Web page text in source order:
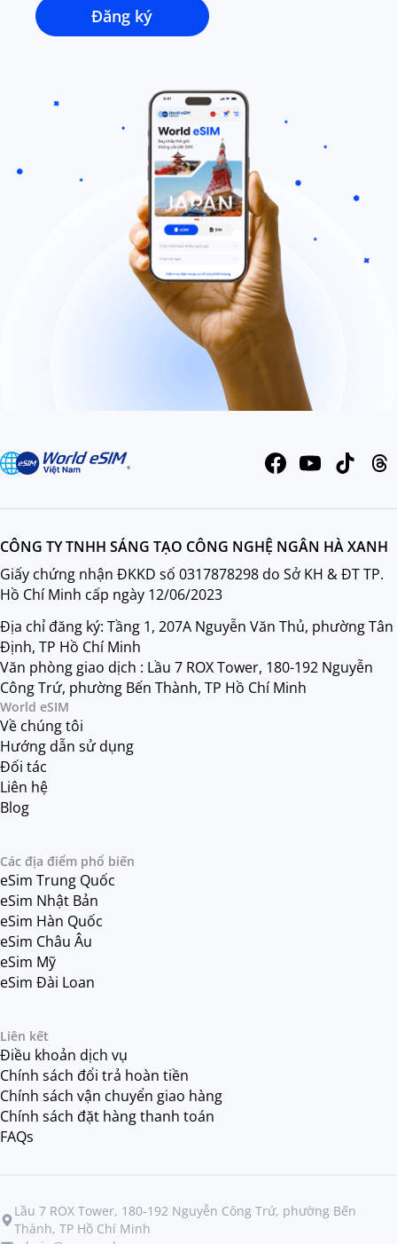
Đăng ký
CÔNG TY TNHH SÁNG TẠO CÔNG NGHỆ NGÂN HÀ XANH
Giấy chứng nhận ĐKKD số 0317878298 do Sở KH & ĐT TP.
Hồ Chí Minh cấp ngày 12/06/2023
Địa chỉ đăng ký: Tầng 1, 207A Nguyễn Văn Thủ, phường Tân
Định, TP Hồ Chí Minh
Văn phòng giao dịch : Lầu 7 ROX Tower, 180-192 Nguyễn
Công Trứ, phường Bến Thành, TP Hồ Chí Minh
World eSIM
Về chúng tôi
Hướng dẫn sử dụng
Đối tác
Liên hệ
Blog
Các địa điểm phổ biến
eSim Trung Quốc
eSim Nhật Bản
eSim Hàn Quốc
eSim Châu Âu
eSim Mỹ
eSim Đài Loan
Liên kết
Điều khoản dịch vụ
Chính sách đổi trả hoàn tiền
Chính sách vận chuyển giao hàng
Chính sách đặt hàng thanh toán
FAQs
Lầu 7 ROX Tower, 180-192 Nguyễn Công Trứ, phường Bến
Thành, TP Hồ Chí Minh